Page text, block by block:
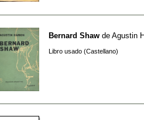
Bernard Shaw de Agustin
Libro usado (Castellano)